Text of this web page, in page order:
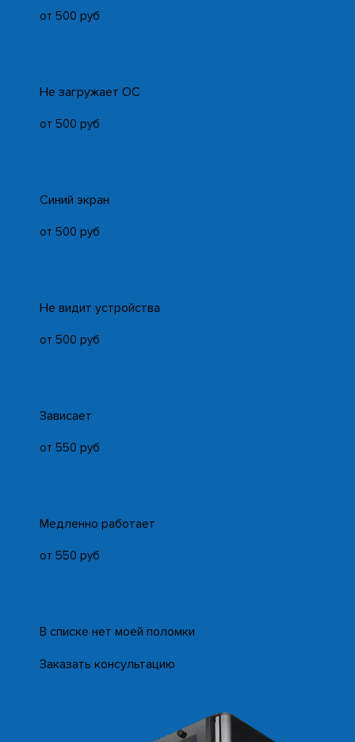
от 500 руб
Не загружает ОС
от 500 руб
Синий экран
от 500 руб
Не видит устройства
от 500 руб
Зависает
от 550 руб
Медленно работает
от 550 руб
В списке нет моей поломки
Заказать консультацию